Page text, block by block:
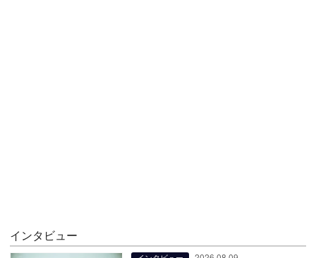
インタビュー